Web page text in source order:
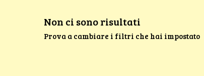
Non ci sono risultati
Prova a cambiare i filtri che hai impostato